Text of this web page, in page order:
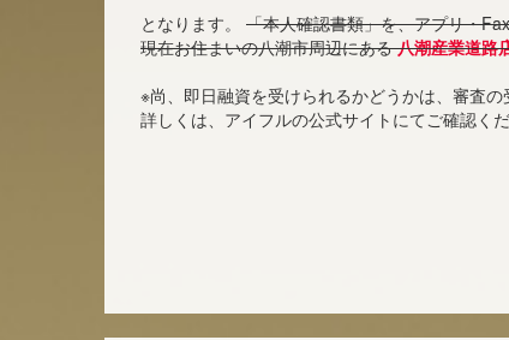
となります。 「本人確認書類」を、アプリ・
現在お住まいの八潮市周辺にある八潮産業道路
※尚、即日融資を受けられるかどうかは、審査の
詳しくは、アイフルの公式サイトにてご確認くだ